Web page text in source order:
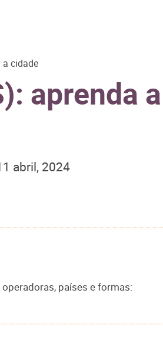
a cidade
aprenda
abril, 2024
países e formas: